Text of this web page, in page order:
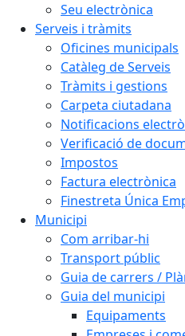
Seu electrònica
Serveis i tràmits
Oficines municipals
Catàleg de Serveis
Tràmits i gestions
Carpeta ciutadana
Notificacions
Verificació de
Impostos
Factura electrònica
Finestreta Única
Municipi
Com arribar-hi
Transport públic
Guia de carrers /
Guia del municipi
Equipaments